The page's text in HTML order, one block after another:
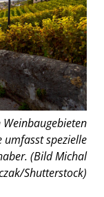
umfasst spezielle
(Bild Michal
Shutterstock)